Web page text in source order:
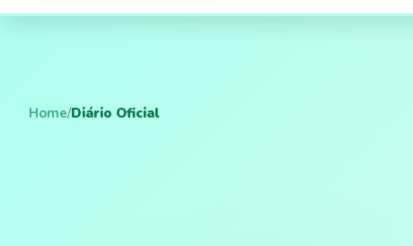
Home/Diário Oficial